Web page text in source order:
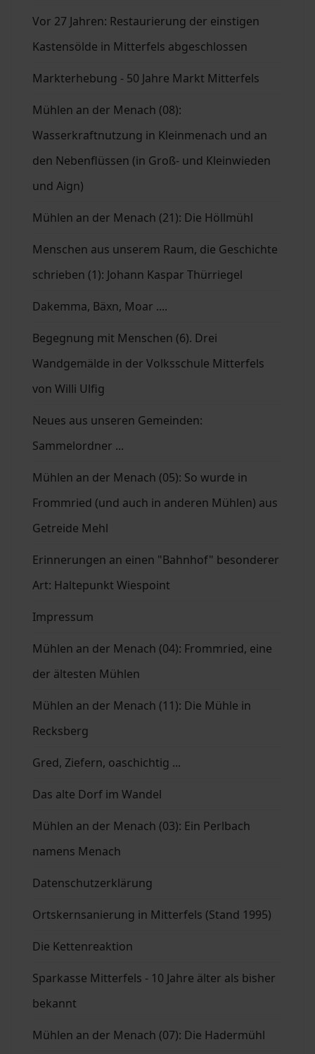
Vor 27 Jahren: Restaurierung der einstigen
Kastensölde in Mitterfels abgeschlossen
Markterhebung - 50 Jahre Markt Mitterfels
Mühlen an der Menach (08):
Wasserkraftnutzung in Kleinmenach und an
den Nebenflüssen (in Groß- und Kleinwieden
und Aign)
Mühlen an der Menach (21): Die Höllmühl
Menschen aus unserem Raum, die Geschichte
schrieben (1): Johann Kaspar Thürriegel
Dakemma, Bäxn, Moar ....
Begegnung mit Menschen (6). Drei
Wandgemälde in der Volksschule Mitterfels
von Willi Ulfig
Neues aus unseren Gemeinden:
Sammelordner ...
Mühlen an der Menach (05): So wurde in
Frommried (und auch in anderen Mühlen) aus
Getreide Mehl
Erinnerungen an einen "Bahnhof" besonderer
Art: Haltepunkt Wiespoint
Impressum
Mühlen an der Menach (04): Frommried, eine
der ältesten Mühlen
Mühlen an der Menach (11): Die Mühle in
Recksberg
Gred, Ziefern, oaschichtig ...
Das alte Dorf im Wandel
Mühlen an der Menach (03): Ein Perlbach
namens Menach
Datenschutzerklärung
Ortskernsanierung in Mitterfels (Stand 1995)
Die Kettenreaktion
Sparkasse Mitterfels - 10 Jahre älter als bisher
bekannt
Mühlen an der Menach (07): Die Hadermühl